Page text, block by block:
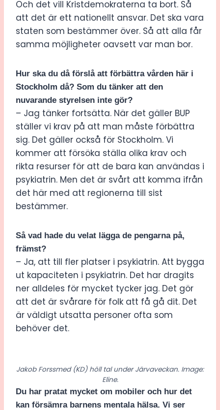
Och det vill Kristdemokraterna ta bort. Så
att det är ett nationellt ansvar. Det ska vara
staten som bestämmer över. Så att alla får
samma möjligheter oavsett var man bor.
Hur ska du då förslå att förbättra vården här i
Stockholm då? Som du tänker att den
nuvarande styrelsen inte gör?
– Jag tänker fortsätta. När det gäller BUP
ställer vi krav på att man måste förbättra
sig. Det gäller också för Stockholm. Vi
kommer att försöka ställa olika krav och
rikta resurser för att de bara kan användas i
psykiatrin. Men det är svårt att komma ifrån
det här med att regionerna till sist
bestämmer.
Så vad hade du velat lägga de pengarna på,
främst?
– Ja, att till fler platser i psykiatrin. Att bygga
ut kapaciteten i psykiatrin. Det har dragits
ner alldeles för mycket tycker jag. Det gör
att det är svårare för folk att få gå dit. Det
är väldigt utsatta personer ofta som
behöver det.
Jakob Forssmed (KD) höll tal under Järvaveckan. Image:
Eline.
Du har pratat mycket om mobiler och hur det
kan försämra barnens mentala hälsa. Vi ser